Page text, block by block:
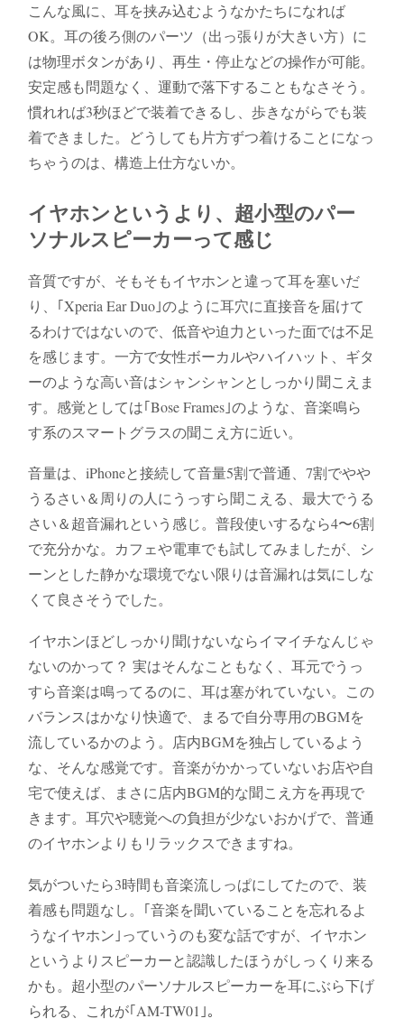
こんな風に、耳を挟み込むようなかたちになれば
OK。耳の後ろ側のパーツ（出っ張りが大きい方）に
は物理ボタンがあり、再生・停止などの操作が可能。
安定感も問題なく、運動で落下することもなさそう。
慣れれば3秒ほどで装着できるし、歩きながらでも装
着できました。どうしても片方ずつ着けることになっ
ちゃうのは、構造上仕方ないか。
イヤホンというより、超小型のパー
ソナルスピーカーって感じ
音質ですが、そもそもイヤホンと違って耳を塞いだ
り、｢Xperia Ear Duo｣のように耳穴に直接音を届けて
るわけではないので、低音や迫力といった面では不足
を感じます。一方で女性ボーカルやハイハット、ギタ
ーのような高い音はシャンシャンとしっかり聞こえま
す。感覚としては｢Bose Frames｣のような、音楽鳴ら
す系のスマートグラスの聞こえ方に近い。
音量は、iPhoneと接続して音量5割で普通、7割でやや
うるさい＆周りの人にうっすら聞こえる、最大でうる
さい＆超音漏れという感じ。普段使いするなら4〜6割
で充分かな。カフェや電車でも試してみましたが、シ
ーンとした静かな環境でない限りは音漏れは気にしな
くて良さそうでした。
イヤホンほどしっかり聞けないならイマイチなんじゃ
ないのかって？ 実はそんなこともなく、耳元でうっ
すら音楽は鳴ってるのに、耳は塞がれていない。この
バランスはかなり快適で、まるで自分専用のBGMを
流しているかのよう。店内BGMを独占しているよう
な、そんな感覚です。音楽がかかっていないお店や自
宅で使えば、まさに店内BGM的な聞こえ方を再現で
きます。耳穴や聴覚への負担が少ないおかげで、普通
のイヤホンよりもリラックスできますね。
気がついたら3時間も音楽流しっぱにしてたので、装
着感も問題なし。｢音楽を聞いていることを忘れるよ
うなイヤホン｣っていうのも変な話ですが、イヤホン
というよりスピーカーと認識したほうがしっくり来る
かも。超小型のパーソナルスピーカーを耳にぶら下げ
られる、これが｢AM-TW01｣。